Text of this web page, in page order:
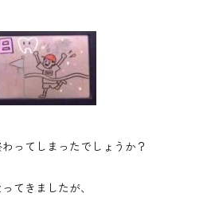
ってしまったでしょうか？
てきましたが、